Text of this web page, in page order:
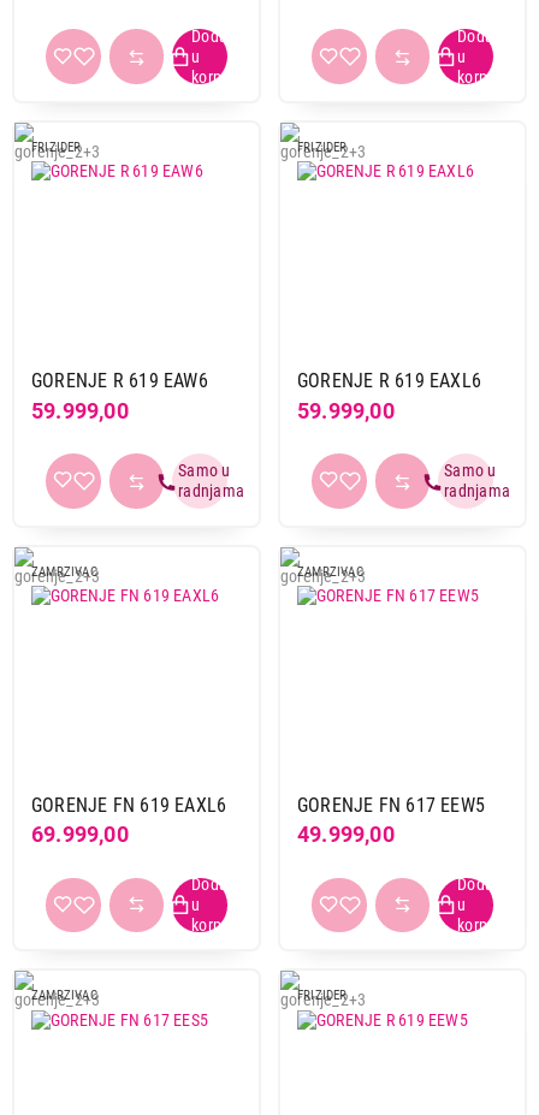
FRIZIDER
GORENJE R 619 EAW6
59.999,00
FRIZIDER
GORENJE R 619 EAXL6
59.999,00
ZAMRZIVAC
GORENJE FN 619 EAXL6
69.999,00
ZAMRZIVAC
GORENJE FN 617 EEW5
49.999,00
ZAMRZIVAC FRIZIDER